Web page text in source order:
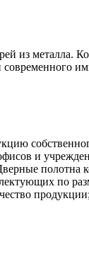
из
и
полотна
по